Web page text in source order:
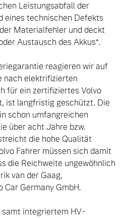
Leistungsabfall der
eines technischen Defekts
Materialfehler und deckt
Austausch des Akkus*.
reagieren wir auf
nach elektrifizierten
für ein zertifiziertes Volvo
ist langfristig geschützt. Die
schon umfangreichen
über acht Jahre bzw.
die hohe Qualität
Fahrer müssen sich damit
die Reichweite ungewöhnlich
van der Gaag,
Germany GmbH.
samt integriertem HV-